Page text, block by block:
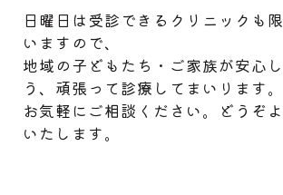
日曜日は受診できるクリニックも
いますので、
地域の子どもたち・ご家族が安心
う、頑張って診療してまいります。
お気軽にご相談ください。どうぞ
いたします。